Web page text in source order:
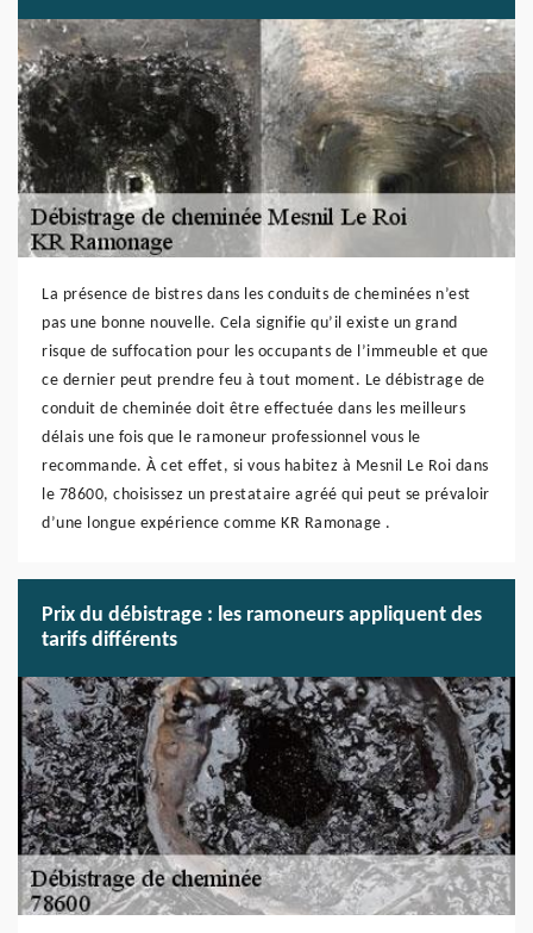
La présence de bistres dans les conduits de cheminées n’est
pas une bonne nouvelle. Cela signifie qu’il existe un grand
risque de suffocation pour les occupants de l’immeuble et que
ce dernier peut prendre feu à tout moment. Le débistrage de
conduit de cheminée doit être effectuée dans les meilleurs
délais une fois que le ramoneur professionnel vous le
recommande. À cet effet, si vous habitez à Mesnil Le Roi dans
le 78600, choisissez un prestataire agréé qui peut se prévaloir
d’une longue expérience comme KR Ramonage .
Prix du débistrage : les ramoneurs appliquent des
tarifs différents